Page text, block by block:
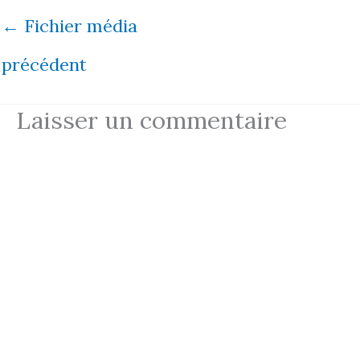
← Fichier média
précédent
Laisser un commentaire